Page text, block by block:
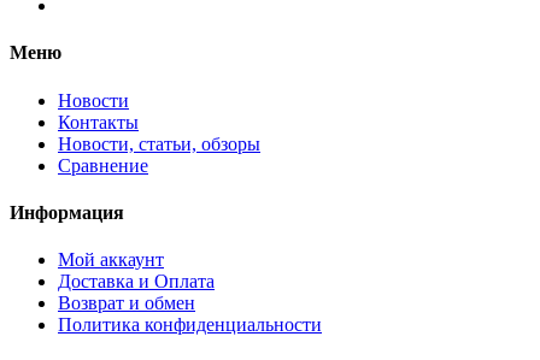
Меню
Новости
Контакты
Новости, статьи, обзоры
Сравнение
Информация
Мой аккаунт
Доставка и Оплата
Возврат и обмен
Политика конфиденциальности